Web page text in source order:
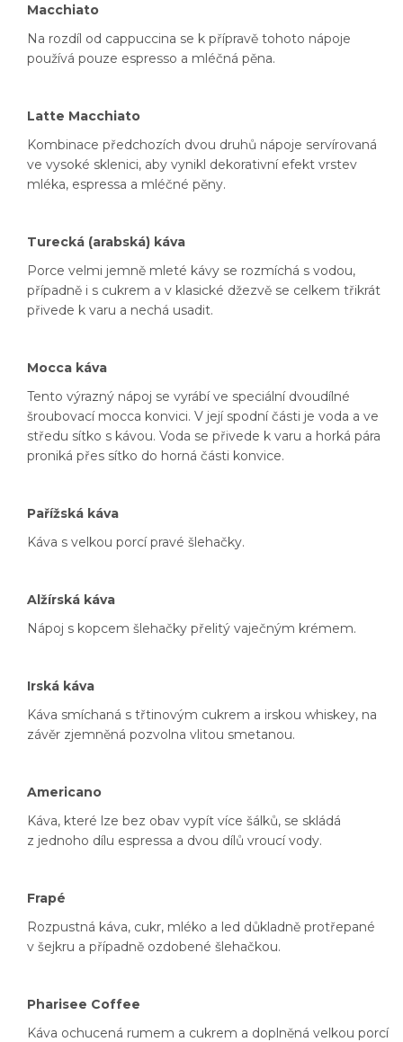
Macchiato
Na rozdíl od cappuccina se k přípravě tohoto nápoje
používá pouze espresso a mléčná pěna.
Latte Macchiato
Kombinace předchozích dvou druhů nápoje servírovaná
ve vysoké sklenici, aby vynikl dekorativní efekt vrstev
mléka, espressa a mléčné pěny.
Turecká (arabská) káva
Porce velmi jemně mleté kávy se rozmíchá s vodou,
případně i s cukrem a v klasické džezvě se celkem třikrát
přivede k varu a nechá usadit.
Mocca káva
Tento výrazný nápoj se vyrábí ve speciální dvoudílné
šroubovací mocca konvici. V její spodní části je voda a ve
středu sítko s kávou. Voda se přivede k varu a horká pára
proniká přes sítko do horná části konvice.
Pařížská káva
Káva s velkou porcí pravé šlehačky.
Alžírská káva
Nápoj s kopcem šlehačky přelitý vaječným krémem.
Irská káva
Káva smíchaná s třtinovým cukrem a irskou whiskey, na
závěr zjemněná pozvolna vlitou smetanou.
Americano
Káva, které lze bez obav vypít více šálků, se skládá
z jednoho dílu espressa a dvou dílů vroucí vody.
Frapé
Rozpustná káva, cukr, mléko a led důkladně protřepané
v šejkru a případně ozdobené šlehačkou.
Pharisee Coffee
Káva ochucená rumem a cukrem a doplněná velkou porcí